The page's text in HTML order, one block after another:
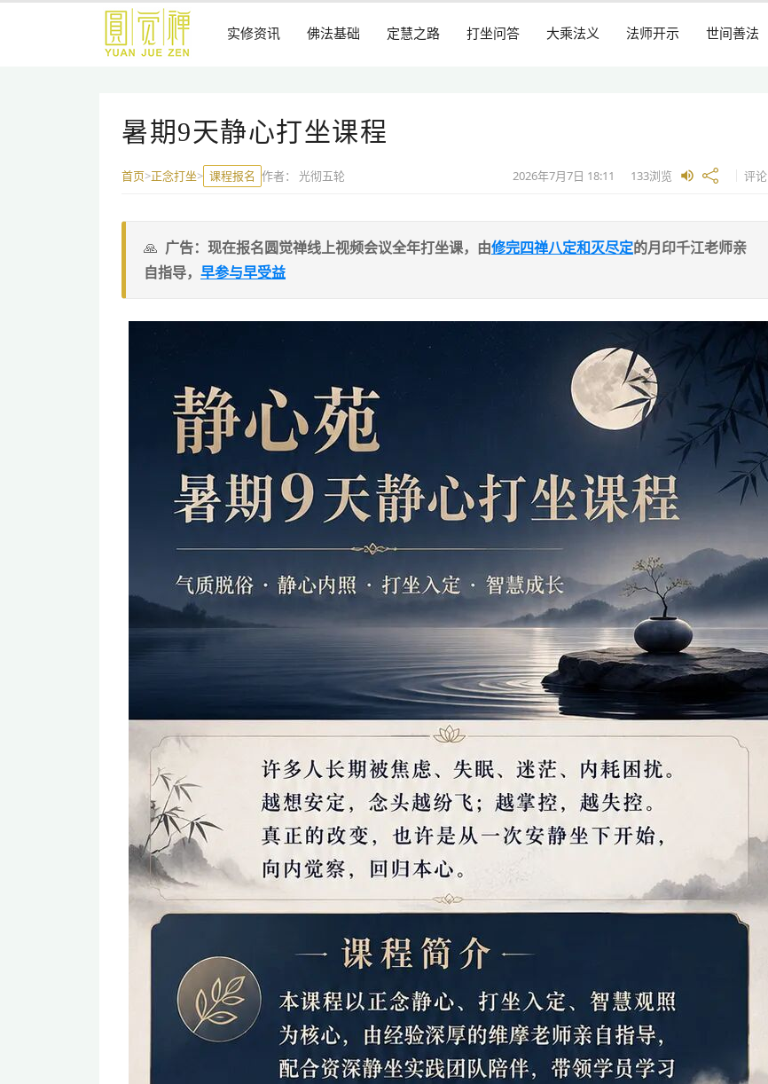
实修资讯 佛法基础 定慧之路 打坐问答 大乘法义 法师开示 世间善法
暑期9天静心打坐课程
首页>正念打坐> 课程报名 作者： 光彻五轮 2026年7月7日 18:11 133浏览 评论
广告：现在报名圆觉禅线上视频会议全年打坐课，由修完四禅八定和灭尽定的月印千江老师亲
自指导， 早参与早受益